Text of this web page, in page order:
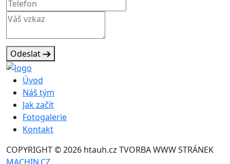
Odeslat
Úvod
Náš tým
Jak začít
Fotogalerie
Kontakt
COPYRIGHT © 2026 htauh.cz TVORBA WWW STRÁNEK